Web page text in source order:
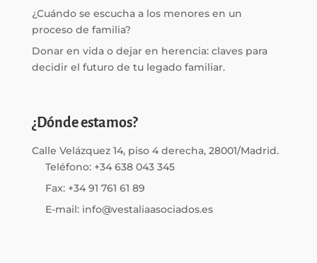
¿Cuándo se escucha a los menores en un
proceso de familia?
Donar en vida o dejar en herencia: claves para
decidir el futuro de tu legado familiar.
¿Dónde estamos?
Calle Velázquez 14, piso 4 derecha, 28001/Madrid.
Teléfono: +34 638 043 345
Fax: +34 91 761 61 89
E-mail: info@vestaliaasociados.es